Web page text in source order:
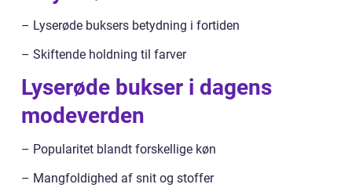
– Lyserøde buksers betydning i fortiden
– Skiftende holdning til farver
Lyserøde bukser i dagens
modeverden
– Popularitet blandt forskellige køn
– Mangfoldighed af snit og stoffer